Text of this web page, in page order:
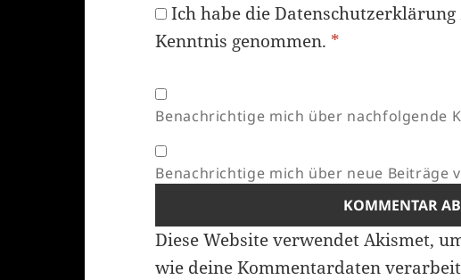
Ich habe dieDatenschutzerklärung
Kenntnis genommen. *
Benachrichtige mich über nachfolgende
Benachrichtige mich über neue Beiträge
Diese Website verwendet Akismet,
wie deine Kommentardaten